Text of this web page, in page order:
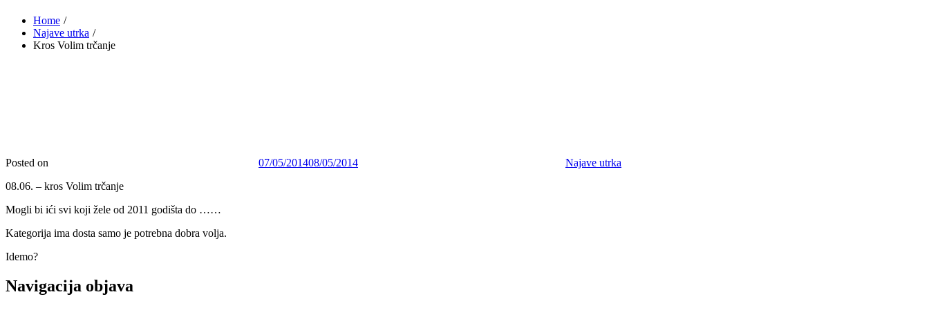
Home
Najave utrka
Kros Volim trčanje
Posted on 07/05/201408/05/2014
Najave utrka
08.06. – kros Volim trčanje
Mogli bi ići svi koji žele od 2011 godišta do ……
Kategorija ima dosta samo je potrebna dobra volja.
Idemo?
Navigacija objava